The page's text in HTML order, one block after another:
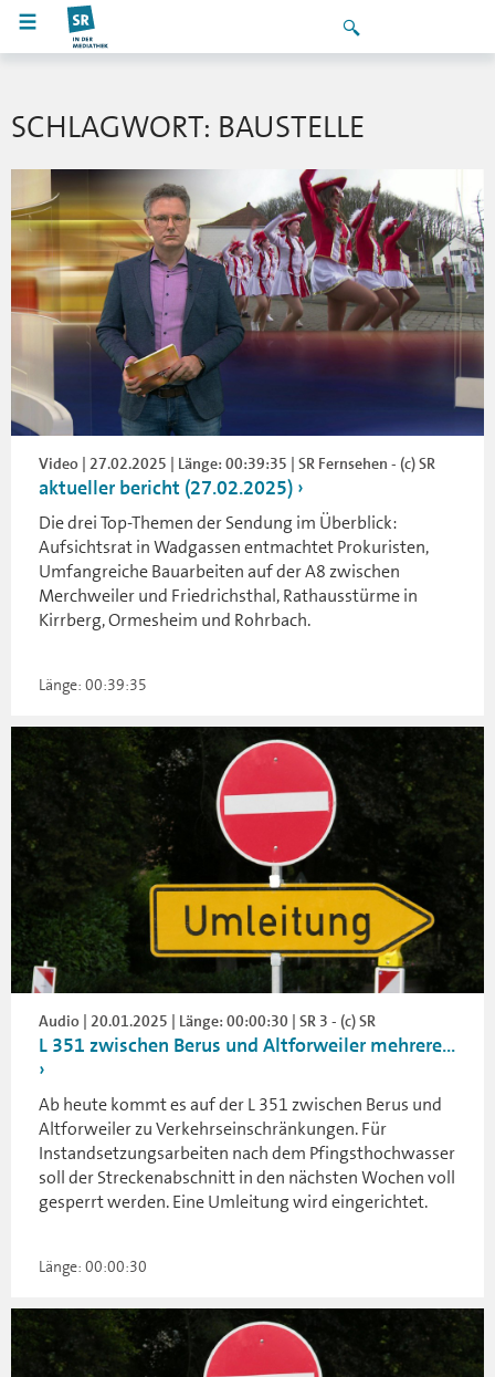
SCHLAGWORT: BAUSTELLE
Video | 27.02.2025 | Länge: 00:39:35 | SR Fernsehen - (c) SR
aktueller bericht (27.02.2025)
Die drei Top-Themen der Sendung im Überblick:
Aufsichtsrat in Wadgassen entmachtet Prokuristen,
Umfangreiche Bauarbeiten auf der A8 zwischen
Merchweiler und Friedrichsthal, Rathausstürme in
Kirrberg, Ormesheim und Rohrbach.
Länge: 00:39:35
Audio | 20.01.2025 | Länge: 00:00:30 | SR 3 - (c) SR
L 351 zwischen Berus und Altforweiler mehrere...
Ab heute kommt es auf der L 351 zwischen Berus und
Altforweiler zu Verkehrseinschränkungen. Für
Instandsetzungsarbeiten nach dem Pfingsthochwasser
soll der Streckenabschnitt in den nächsten Wochen voll
gesperrt werden. Eine Umleitung wird eingerichtet.
Länge: 00:00:30